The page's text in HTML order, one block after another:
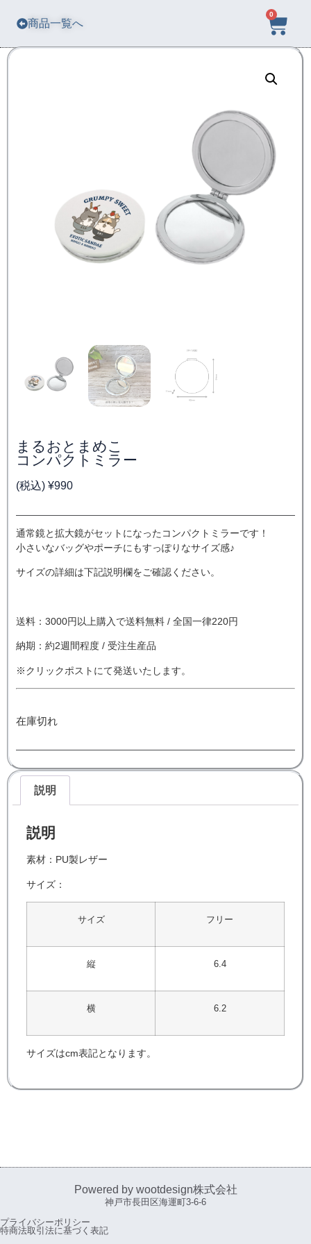
商品一覧へ
0
まるおとまめこ
コンパクトミラー
(税込) ¥990
通常鏡と拡大鏡がセットになったコンパクトミラーです！
小さいなバッグやポーチにもすっぽりなサイズ感♪
サイズの詳細は下記説明欄をご確認ください。
送料：3000円以上購入で送料無料 / 全国一律220円
納期：約2週間程度 / 受注生産品
※クリックポストにて発送いたします。
在庫切れ
説明
説明
素材：PU製レザー
サイズ：
サイズ フリー
縦 6.4
横 6.2
サイズはcm表記となります。
Powered by wootdesign株式会社
神戸市長田区海運町3-6-6
プライバシーポリシー
特商法取引法に基づく表記